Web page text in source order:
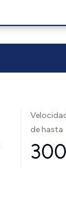
de hasta
300